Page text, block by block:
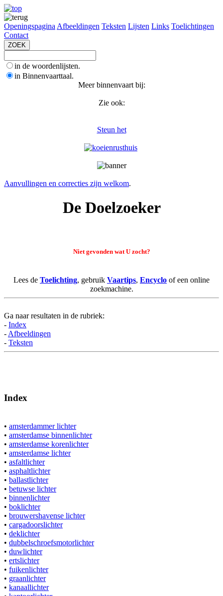
Openingspagina Afbeeldingen Teksten Lijsten Links Toelichtingen
Contact
in de woordenlijsten.
in Binnenvaarttaal.
Meer binnenvaart bij:
Zie ook:
Steun het
Aanvullingen en correcties zijn welkom.
De Doelzoeker
Niet gevonden wat U zocht?
Lees de Toelichting, gebruik Vaartips, Encyclo of een online
zoekmachine.
Ga naar resultaten in de rubriek:
- Index
- Afbeeldingen
- Teksten
Index
• amsterdammer lichter
• amsterdamse binnenlichter
• amsterdamse korenlichter
• amsterdamse lichter
• asfaltlichter
• asphaltlichter
• ballastlichter
• betuwse lichter
• binnenlichter
• boklichter
• brouwershavense lichter
• cargadoorslichter
• deklichter
• dubbelschroefsmotorlichter
• duwlichter
• ertslichter
• fuikenlichter
• graanlichter
• kanaallichter